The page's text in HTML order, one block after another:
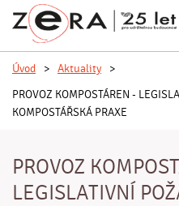
Úvod > Aktuality
>
PROVOZ KOMPOSTÁREN -
KOMPOSTÁŘSKÁ PRAXE
PROVOZ
LEGISLATIVNÍ